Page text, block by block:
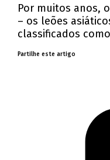
Por muitos anos,
– os leões
classificados como
Partilhe este artigo